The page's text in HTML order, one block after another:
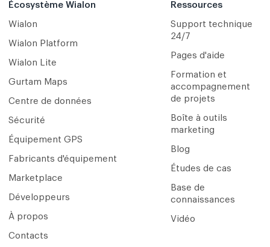
Écosystème Wialon
Wialon
Wialon Platform
Wialon Lite
Gurtam Maps
Centre de données
Sécurité
Équipement GPS
Fabricants d'équipement
Marketplace
Développeurs
À propos
Contacts
Ressources
Support technique
24/7
Pages d'aide
Formation et
accompagnement
de projets
Boîte à outils
marketing
Blog
Études de cas
Base de
connaissances
Vidéo